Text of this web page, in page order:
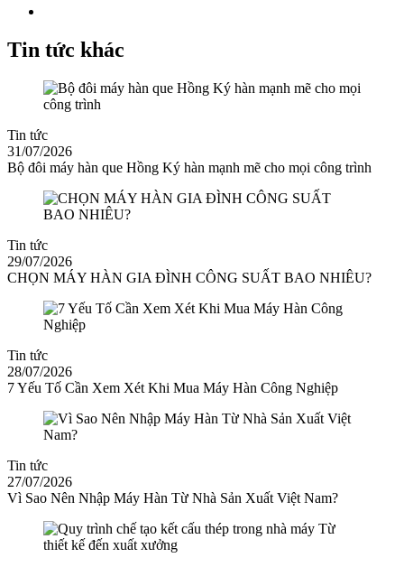
Tin tức khác
Tin tức
31/07/2026
Bộ đôi máy hàn que Hồng Ký hàn mạnh mẽ cho mọi công trình
Tin tức
29/07/2026
CHỌN MÁY HÀN GIA ĐÌNH CÔNG SUẤT BAO NHIÊU?
Tin tức
28/07/2026
7 Yếu Tố Cần Xem Xét Khi Mua Máy Hàn Công Nghiệp
Tin tức
27/07/2026
Vì Sao Nên Nhập Máy Hàn Từ Nhà Sản Xuất Việt Nam?